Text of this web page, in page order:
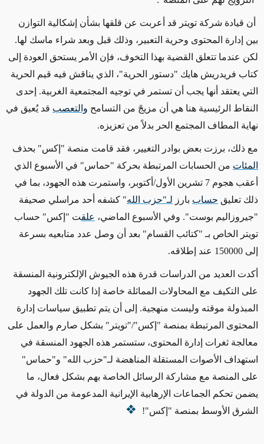
أن قيادة شركة تويتر قد أعربت عن قلقها بشأن إشكالية التوازن
بين إدارة المحتوى وحرية التعبير، وذلك قبل وبعد شراء ماسك لها.
لكن عندما تتعلق القضية بهذا التخوف، فإن الأمر يستحق العودة إلى
كتاب فريدريش هايك "دستور الحرية"، الذي يناقش فيه قيم الحرية
التي يعتقد أنها يجب أن تستمر في توجيه المجتمعية الغربية. إحدى
النقاط الرئيسية هنا هي أن مزيجً من التسامح والتعصب قد يُعيق في
نهاية المطاف المجتمع الحر بدلاً من تعزيزه.
مع ذلك، برزت بعض بوادر التغيير، فقد قامت منصة "إكس" بحذف
المئات من الحسابات المرتبطة بحركة "حماس" في الأسبوع الذي
أعقب هجوم 7 تشرين الأول/أكتوبر، واستمرت هذه الجهود، بما في
ذلك تعليق حساب بارز لـ"حزب الله" كشفه أحد مراسلي صحيفة
"جيروزاليم بوست". وفي الأسبوع الماضي، علقت "إكس" حساب
تويتر الخاص بـ "كتائب القسام" بعد أن وصل عدد متابعيه بسرعة
إلى 150000 عند إطلاقه.
أكدت العديد من الدراسات قدرة هذه الجيوش الإلكترونية المنسقة
على التكيف مع المحاولات المماثلة خاصة إذا كانت تلك الجهود
المبذولة موقته وليست منهجية. إلى أن يتم تطبيق سياسات إدارة
المحتوى المرتبطة بمنصة "إكس"/"تويتر" بشكل صارم والعمل على
معالجة ثغرات إدارة المحتوى، ستستمر هذه الجهود المنسقة في
استهداف الأصوات المستقلة المناهضة لـ"حزب الله" و"حماس"
على المنصة مع مشاركة الرسائل الخاصة بهم بشكل فعال، ما
يضمن تحكم الجماعات الإرهابية الإيرانية المدعومة من الدولة في
الشرق الأوسط بمنصة "إكس"!